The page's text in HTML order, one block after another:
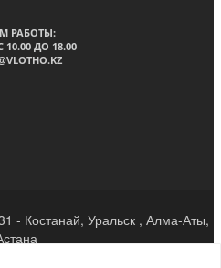
РАБОТЫ:
10.00 ДО 18.00
- Костанай, Уральск , Алма-Аты,